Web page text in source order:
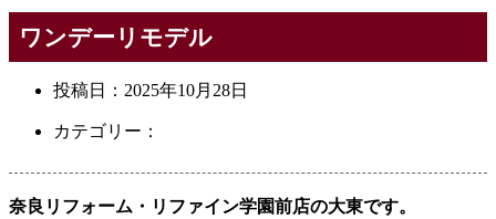
ワンデーリモデル
投稿日： 2025年10月28日
カテゴリー：
奈良リフォーム・リファイン学園前店の大東です。